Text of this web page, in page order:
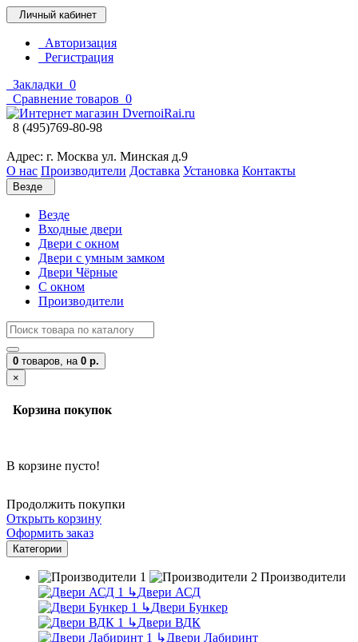
Личный кабинет
Авторизация
Регистрация
Закладки 0
Сравнение товаров 0
8 (495)769-80-98
Адрес: г. Москва ул. Минская д.9
О нас Производители Доставка Установка Контакты
Везде
Везде
Входные двери
Двери с окном
Двери с умным замком
Двери Чёрные
C окном
Производители
0 товаров, на 0 р.
×
Корзина покупок
В корзине пусто!
Продолжить покупки
Открыть корзину
Оформить заказ
Категории
Производители
↳Двери АСД
↳Двери Бункер
↳Двери ВДК
↳Двери Лабиринт